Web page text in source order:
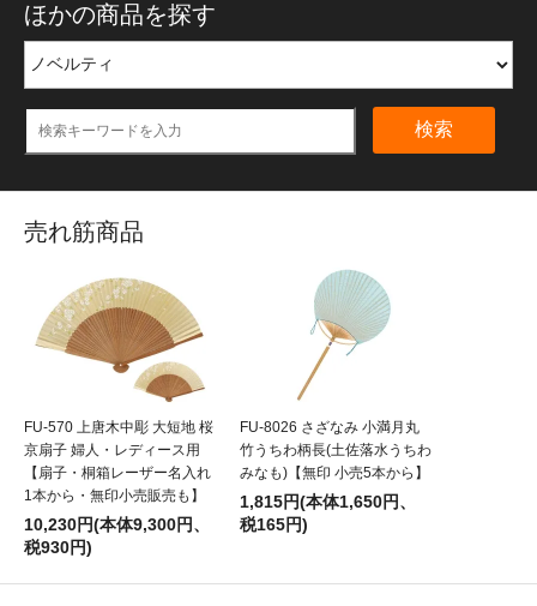
ほかの商品を探す
検索
売れ筋商品
FU-570 上唐木中彫 大短地 桜
京扇子 婦人・レディース用
【扇子・桐箱レーザー名入れ
1本から・無印小売販売も】
10,230円(本体9,300円、
税930円)
FU-8026 さざなみ 小満月丸
竹うちわ柄長(土佐落水うちわ
みなも)【無印 小売5本から】
1,815円(本体1,650円、
税165円)